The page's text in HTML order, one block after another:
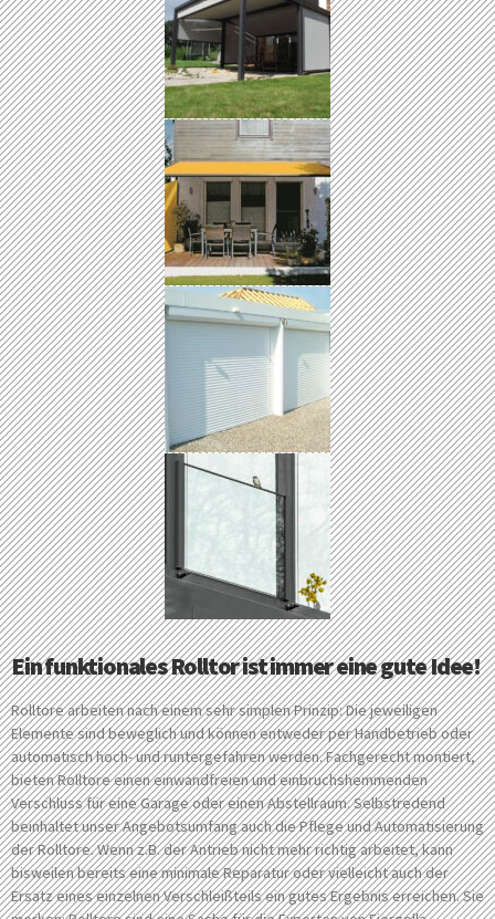
Ein funktionales Rolltor ist immer eine gute Idee!
Rolltore arbeiten nach einem sehr simplen Prinzip: Die jeweiligen
Elemente sind beweglich und können entweder per Handbetrieb oder
automatisch hoch- und runtergefahren werden. Fachgerecht montiert,
bieten Rolltore einen einwandfreien und einbruchshemmenden
Verschluss für eine Garage oder einen Abstellraum. Selbstredend
beinhaltet unser Angebotsumfang auch die Pflege und Automatisierung
der Rolltore. Wenn z.B. der Antrieb nicht mehr richtig arbeitet, kann
bisweilen bereits eine minimale Reparatur oder vielleicht auch der
Ersatz eines einzelnen Verschleißteils ein gutes Ergebnis erreichen. Sie